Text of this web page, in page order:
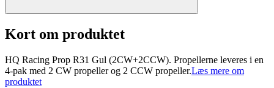
Kort om produktet
HQ Racing Prop R31 Gul (2CW+2CCW). Propellerne leveres i en
4-pak med 2 CW propeller og 2 CCW propeller.Læs mere om
produktet